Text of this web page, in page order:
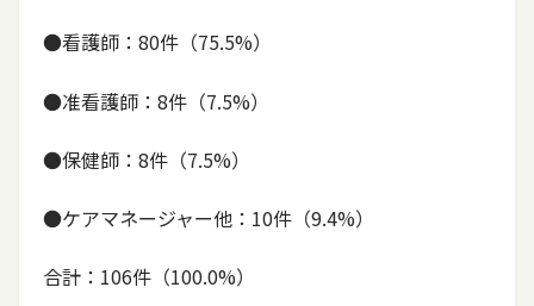
●看護師：80件（75.5%）
●准看護師：8件（7.5%）
●保健師：8件（7.5%）
●ケアマネージャー他：10件（9.4%）
合計：106件（100.0%）